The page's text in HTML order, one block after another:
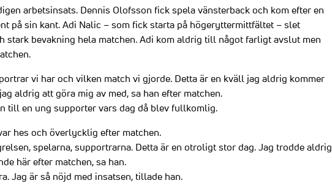
arbetsinsats. Dennis Olofsson fick spela vänsterback och kom efter en
på sin kant. Adi Nalic – som fick starta på högeryttermittfältet – slet
stark bevakning hela matchen. Adi kom aldrig till något farligt avslut men
vi har och vilken match vi gjorde. Detta är en kväll jag aldrig kommer
aldrig att göra mig av med, sa han efter matchen.
till en ung supporter vars dag då blev fullkomlig.
hes och överlycklig efter matchen.
spelarna, supportrarna. Detta är en otroligt stor dag. Jag trodde aldrig
här efter matchen, sa han.
Jag är så nöjd med insatsen, tillade han.